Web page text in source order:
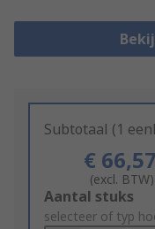
Subtotaal (1
€ 66,57
(excl. BTW)
Add
to
Aantal stuks
selecteer of typ